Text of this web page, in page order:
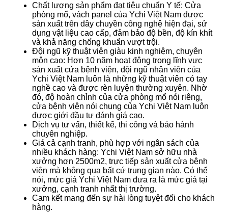
Chất lượng sản phẩm đạt tiêu chuẩn Y tế: Cửa
phòng mổ, vách panel của Ychi Việt Nam được
sản xuất trên dây chuyền công nghệ hiện đại, sử
dụng vật liệu cao cấp, đảm bảo độ bền, độ kín khít
và khả năng chống khuẩn vượt trội.
Đội ngũ kỹ thuật viên giàu kinh nghiệm, chuyên
môn cao: Hơn 10 năm hoạt động trong lĩnh vực
sản xuất cửa bệnh viện, đội ngũ nhân viên của
Ychi Việt Nam luôn là những kỹ thuật viên có tay
nghề cao và được rèn luyện thường xuyên. Nhờ
đó, độ hoàn chỉnh của cửa phòng mổ nói riêng,
cửa bệnh viện nói chung của Ychi Việt Nam luôn
được giới đầu tư đánh giá cao.
Dịch vụ tư vấn, thiết kế, thi công và bảo hành
chuyên nghiệp.
Giá cả cạnh tranh, phù hợp với ngân sách của
nhiều khách hàng: Ychi Việt Nam sở hữu nhà
xưởng hơn 2500m2, trực tiếp sản xuất cửa bệnh
viện mà không qua bất cứ trung gian nào. Có thể
nói, mức giá Ychi Việt Nam đưa ra là mức giá tại
xưởng, cạnh tranh nhất thị trường.
Cam kết mang đến sự hài lòng tuyệt đối cho khách
hàng.